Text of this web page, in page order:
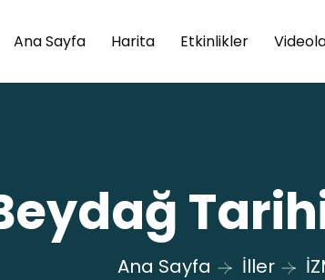
Ana Sayfa Harita Etkinlikler
Ana Sayfa İller